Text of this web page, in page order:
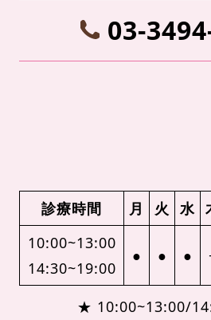
03-
診療時間 月 火 水
10:00~13:00
14:30~19:00
● ● ●
★ 10:00~13:00/